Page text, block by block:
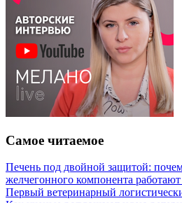
Самое читаемое
Печень под двойной защитой:
желчегонного компонента
Первый ветеринарный